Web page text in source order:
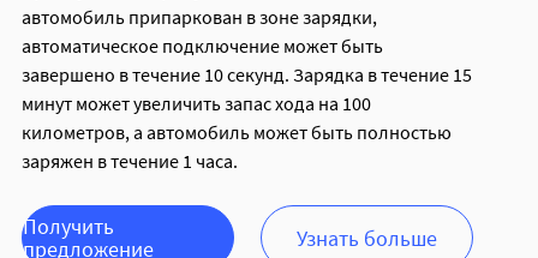
автомобиль припаркован в зоне зарядки,
автоматическое подключение может быть
завершено в течение 10 секунд. Зарядка в течение 15
минут может увеличить запас хода на 100
километров, а автомобиль может быть полностью
заряжен в течение 1 часа.
Получить
предложение
Узнать больше